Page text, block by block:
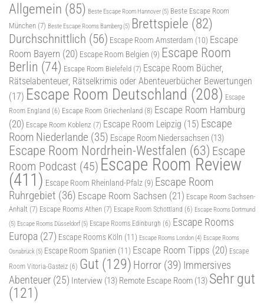
Allgemein (85) Beste Escape Room Hannover(5) Beste Escape Room
München (7) Beste Escape Rooms Bamberg(5) Brettspiele (82)
Durchschnittlich (56) Escape Room Amsterdam (10) Escape
Room Bayern (20) Escape Room Belgien (9) Escape Room
Berlin (74) Escape Room Bielefeld (7) Escape Room Bücher,
Rätselabenteuer, Rätselkrimis oder Abenteuerbücher Bewertungen
(17) Escape Room Deutschland (208) Escape
Room England (6) Escape Room Griechenland (8) Escape Room Hamburg
(20) Escape Room Koblenz (7) Escape Room Leipzig (15) Escape
Room Niederlande (35) Escape Room Niedersachsen (13)
Escape Room Nordrhein-Westfalen (63) Escape
Room Podcast (45) Escape Room Review
(411) Escape Room Rheinland-Pfalz (9) Escape Room
Ruhrgebiet (36) Escape Room Sachsen (21) Escape Room Sachsen-
Anhalt (7) Escape Rooms Athen (7) Escape Room Schottland (6) Escape Rooms Dortmund
(5) Escape Rooms Düsseldorf(5) Escape Rooms Edinburgh (6) Escape Rooms
Europa (27) Escape Rooms Köln (11) Escape Rooms London(4) Escape Rooms
Osnabrück (5) Escape Room Spanien (11) Escape Room Tipps (20) Escape
Room Vitoria-Gasteiz (6) Gut (129) Horror (39) Immersives
Abenteuer (25) Interview (13) Remote Escape Room (13) Sehr gut
(121)